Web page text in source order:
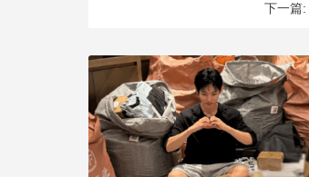
下一篇: